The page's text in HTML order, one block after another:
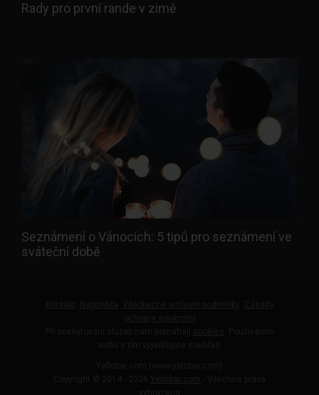
Rady pro první rande v zimě
Seznámení o Vánocích: 5 tipů pro seznámení ve
sváteční době